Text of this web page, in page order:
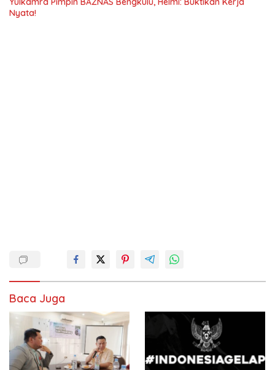
Nyata!
Baca Juga